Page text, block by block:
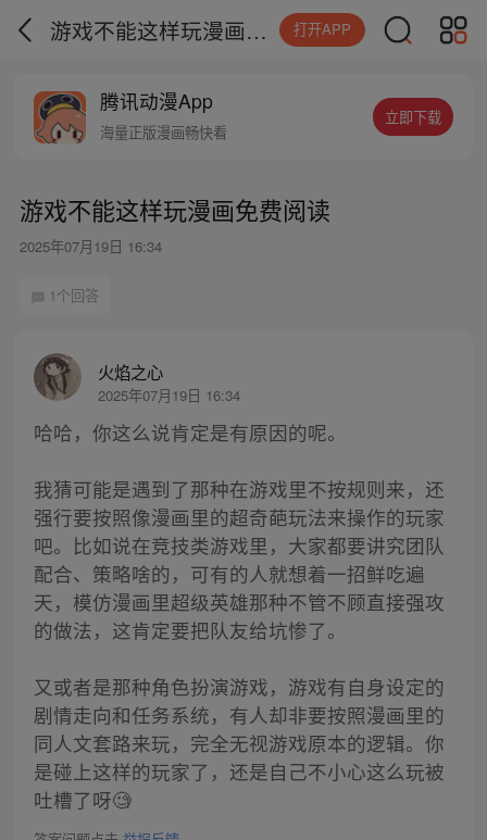
游戏不能这样玩漫画免费阅读 打开APP
腾讯动漫App
海量正版漫画畅快看
立即下载
游戏不能这样玩漫画免费阅读
2025年07月19日 16:34
1个回答
火焰之心
2025年07月19日 16:34
哈哈，你这么说肯定是有原因的呢。
我猜可能是遇到了那种在游戏里不按规则来，还
强行要按照像漫画里的超奇葩玩法来操作的玩家
吧。比如说在竞技类游戏里，大家都要讲究团队
配合、策略啥的，可有的人就想着一招鲜吃遍
天，模仿漫画里超级英雄那种不管不顾直接强攻
的做法，这肯定要把队友给坑惨了。
又或者是那种角色扮演游戏，游戏有自身设定的
剧情走向和任务系统，有人却非要按照漫画里的
同人文套路来玩，完全无视游戏原本的逻辑。你
是碰上这样的玩家了，还是自己不小心这么玩被
吐槽了呀🧐